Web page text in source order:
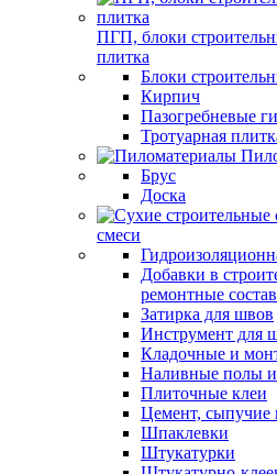
ПГП, блоки
плитка
Блоки
Кирпич
Пазогребневые
Тротуарная
Брус
Доска
смеси
Добавки в
ремонтные
Затирка для швов
Инструмент для
Кладочные и
Наливные полы и
Плиточные клеи
Цемент, сыпучие
Шпаклевки
Штукатурки